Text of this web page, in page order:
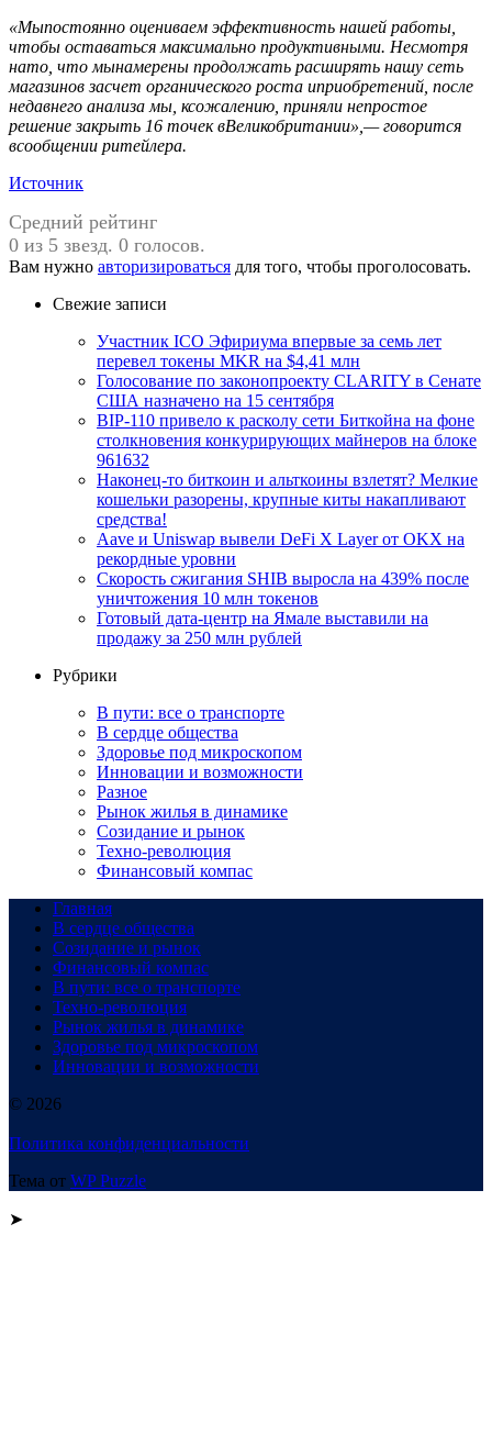
«Мыпостоянно оцениваем эффективность нашей работы,
чтобы оставаться максимально продуктивными. Несмотря
нато, что мынамерены продолжать расширять нашу сеть
магазинов засчет органического роста иприобретений, после
недавнего анализа мы, ксожалению, приняли непростое
решение закрыть 16 точек вВеликобритании»,— говорится
всообщении ритейлера.
Источник
Средний рейтинг
0 из 5 звезд. 0 голосов.
Вам нужно авторизироваться для того, чтобы проголосовать.
Свежие записи
Участник ICO Эфириума впервые за семь лет
перевел токены MKR на $4,41 млн
Голосование по законопроекту CLARITY в Сенате
США назначено на 15 сентября
BIP-110 привело к расколу сети Биткойна на фоне
столкновения конкурирующих майнеров на блоке
961632
Наконец-то биткоин и альткоины взлетят? Мелкие
кошельки разорены, крупные киты накапливают
средства!
Aave и Uniswap вывели DeFi X Layer от OKX на
рекордные уровни
Скорость сжигания SHIB выросла на 439% после
уничтожения 10 млн токенов
Готовый дата-центр на Ямале выставили на
продажу за 250 млн рублей
Рубрики
В пути: все о транспорте
В сердце общества
Здоровье под микроскопом
Инновации и возможности
Разное
Рынок жилья в динамике
Созидание и рынок
Техно-революция
Финансовый компас
Главная
В сердце общества
Созидание и рынок
Финансовый компас
В пути: все о транспорте
Техно-революция
Рынок жилья в динамике
Здоровье под микроскопом
Инновации и возможности
© 2026
Политика конфиденциальности
Тема от WP Puzzle
➤